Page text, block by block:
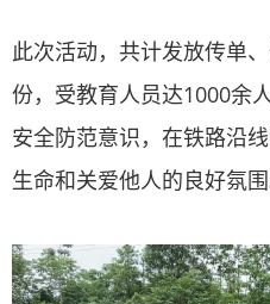
此次活动，共计发放传单
份，受教育人员达1000余
安全防范意识，在铁路沿
生命和关爱他人的良好氛围